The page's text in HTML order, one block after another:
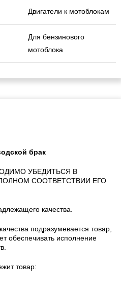
Двигатели к мотоблокам
Для бензинового
мотоблока
брак
УБЕДИТЬСЯ В
СООТВЕТСТВИИ ЕГО
качества.
подразумевается товар,
обеспечивать исполнение
товар: